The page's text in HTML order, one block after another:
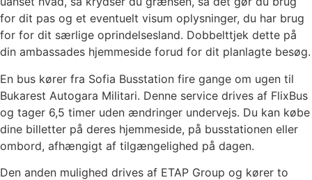
for dit pas og et eventuelt visum oplysninger, du har brug
for for dit særlige oprindelsesland. Dobbelttjek dette på
din ambassades hjemmeside forud for dit planlagte besøg.
En bus kører fra Sofia Busstation fire gange om ugen til
Bukarest Autogara Militari. Denne service drives af FlixBus
og tager 6,5 timer uden ændringer undervejs. Du kan købe
dine billetter på deres hjemmeside, på busstationen eller
ombord, afhængigt af tilgængelighed på dagen.
Den anden mulighed drives af ETAP Group og kører to